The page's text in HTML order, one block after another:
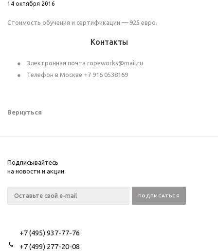
14 октября 2016
Стоимость обучения и сертификации — 925 евро.
Контакты
Электронная почта ropeworks@mail.ru
Телефон в Москве +7 916 0538169
Вернуться
Подписывайтесь
на новости и акции
+7 (495) 937-77-76
+7 (499) 277-20-08